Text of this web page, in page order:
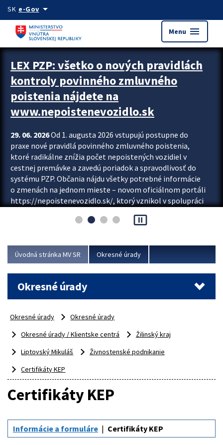
Preskocit na hlavný obsah
SK e-Govarrow_drop_down
Menu menu
Zastavit automatický posun upútavok
LEX PZP: všetko o nových pravidlách
kontroly povinného zmluvného
poistenia nájdete na
www.nepoistenevozidlo.sk
29. 06. 2026Od 1. augusta 2026 vstupujú postupne do
praxe nové pravidlá povinného zmluvného poistenia,
ktoré radikálne znížia počet nepoistených vozidiel v
cestnej premávke a zavedú poriadok a spravodlivosť do
systému PZP. Občania nájdu všetky potrebné informácie
o zmenách na jednom mieste – novom oficiálnom portáli
https://nepoistenevozidlo.sk/, ktorý vznikol v spolupráci
asociácie poisťovní (SLASPO) a Ministerstva vnútra SR.
Viac
pause_presentation
Úvodná stránka MV SR Okresné úrady
Okresné úrady
Okresné úrady
Okresné úrady
Okresné úrady / Klientske centrá
Žilinský kraj
Liptovský Mikuláš
Živnostenské podnikanie
Certifikáty KEP
Certifikáty KEP
Informácie a formuláre Certifikáty KEP